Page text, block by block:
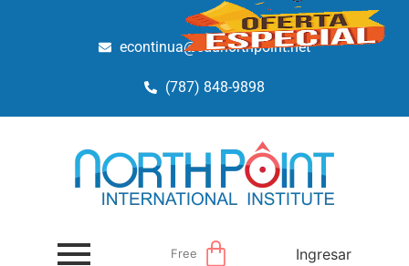
econtinua@edunorthpoint.net
(787) 848-9898
Free Ingresar